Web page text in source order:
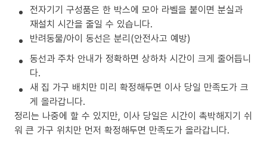
전자기기 구성품은 한 박스에 모아 라벨을 붙이면 분실과
재설치 시간을 줄일 수 있습니다.
반려동물/아이 동선은 분리(안전사고 예방)
동선과 주차 안내가 정확하면 상하차 시간이 크게 줄어듭니
다.
새 집 가구 배치만 미리 확정해두면 이사 당일 만족도가 크
게 올라갑니다.
정리는 나중에 할 수 있지만, 이사 당일은 시간이 촉박해지기 쉬
워 큰 가구 위치만 먼저 확정해두면 만족도가 올라갑니다.